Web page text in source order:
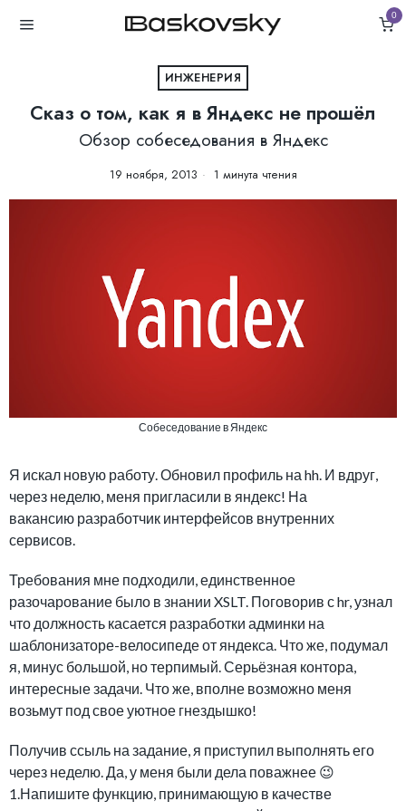
0
ИНЖЕНЕРИЯ
Сказ о том, как я в Яндекс не прошёл
Обзор собеседования в Яндекс
19 ноября, 2013 1 минута чтения
Собеседование в Яндекс
Я искал новую работу. Обновил профиль на hh. И вдруг,
через неделю, меня пригласили в яндекс! На
вакансию разработчик интерфейсов внутренних
сервисов.
Требования мне подходили, единственное
разочарование было в знании XSLT. Поговорив с hr, узнал
что должность касается разработки админки на
шаблонизаторе-велосипеде от яндекса. Что же, подумал
я, минус большой, но терпимый. Серьёзная контора,
интересные задачи. Что же, вполне возможно меня
возьмут под свое уютное гнездышко!
Получив ссыль на задание, я приступил выполнять его
через неделю. Да, у меня были дела поважнее 😉
1.Напишите функцию, принимающую в качестве